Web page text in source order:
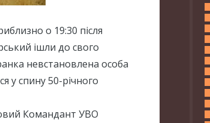
о 19:30 після
ішли до свого
невстановлена особа
у спину 50-річного
Командант УВО